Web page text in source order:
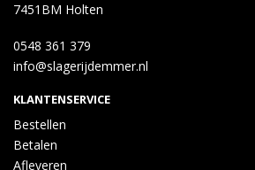
7451BM Holten
0548 361 379
info@slagerijdemmer.nl
KLANTENSERVICE
Bestellen
Betalen
Afleveren